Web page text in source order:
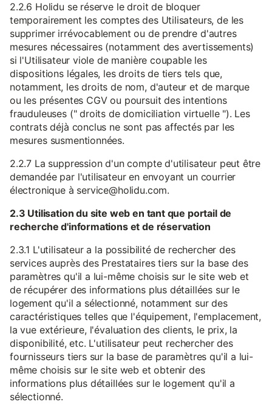
2.2.6 Holidu se réserve le droit de bloquer
temporairement les comptes des Utilisateurs, de les
supprimer irrévocablement ou de prendre d'autres
mesures nécessaires (notamment des avertissements)
si l'Utilisateur viole de manière coupable les
dispositions légales, les droits de tiers tels que,
notamment, les droits de nom, d'auteur et de marque
ou les présentes CGV ou poursuit des intentions
frauduleuses (" droits de domiciliation virtuelle "). Les
contrats déjà conclus ne sont pas affectés par les
mesures susmentionnées.
2.2.7 La suppression d'un compte d'utilisateur peut être
demandée par l'utilisateur en envoyant un courrier
électronique à service@holidu.com.
2.3 Utilisation du site web en tant que portail de
recherche d'informations et de réservation
2.3.1 L'utilisateur a la possibilité de rechercher des
services auprès des Prestataires tiers sur la base des
paramètres qu'il a lui-même choisis sur le site web et
de récupérer des informations plus détaillées sur le
logement qu'il a sélectionné, notamment sur des
caractéristiques telles que l'équipement, l'emplacement,
la vue extérieure, l'évaluation des clients, le prix, la
disponibilité, etc. L'utilisateur peut rechercher des
fournisseurs tiers sur la base de paramètres qu'il a lui-
même choisis sur le site web et obtenir des
informations plus détaillées sur le logement qu'il a
sélectionné.